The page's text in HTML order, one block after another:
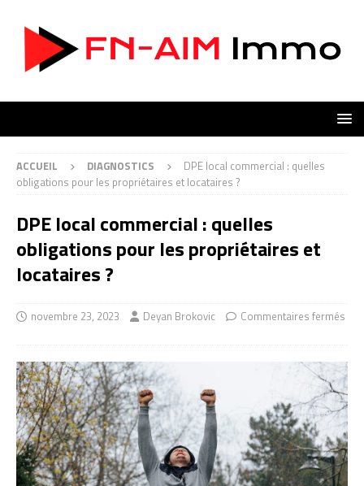
ACCUEIL DIAGNOSTICS
DPE local commercial : quelles
obligations pour les propriétaires et locataires ?
DPE local commercial : quelles
obligations pour les propriétaires et
locataires ?
novembre 23, 2023 Deyan Brokovic Commentaires fermés